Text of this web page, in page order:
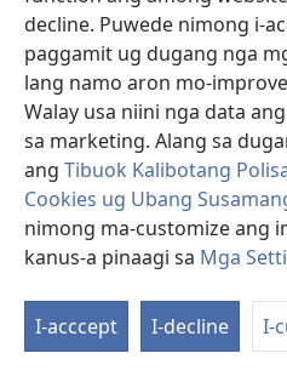
decline. Puwede nimong i-
paggamit ug dugang nga
lang namo aron mo-
Walay usa niini nga data
sa marketing. Alang sa
ang Tibuok Kalibotang
Cookies ug Ubang
nimong ma-customize ang
kanus-a pinaagi sa Mga
I-acccept I-decline I-
bag-
window)
open
ug
bag-
ong
window)
JW Library
Watchtower Library
Copyright© 2026 Watch Tower Bible
KONDISYONES SA PAGGAMIT
|
SA